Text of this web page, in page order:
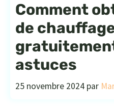
Comment
de
astuces
25 novembre 2024 par